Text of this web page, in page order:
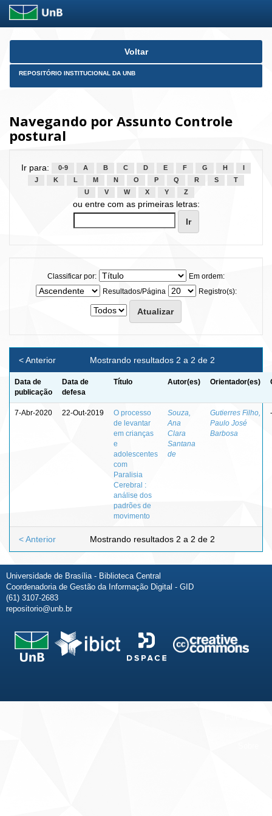
Skip
Voltar
REPOSITÓRIO INSTITUCIONAL DA UNB
Navegando por Assunto Controle
postural
Ir para: 0-9 A B C D E F G H
J
K L M N O P Q R S
T
U
V W X Y Z
ou entre com as primeiras letras:
Classificar por:
Em ordem:
Resultados/Página
Registro(s):
Mostrando resultados 2 a 2 de 2
< Anterior
Data de
publicação
Data de
defesa
Título Autor(es) Orientador(es)
7-Abr-2020 22-Out-2019
O processo
de levantar
em crianças
e
adolescentes
com
Paralisia
Cerebral :
análise dos
padrões de
movimento
Souza,
Ana
Clara
Santana
de
Gutierres Filho,
Paulo José
Barbosa
-
Mostrando resultados 2 a 2 de 2
< Anterior
Universidade de Brasília - Biblioteca Central
Coordenadoria de Gestão da Informação Digital - GID
(61) 3107-2683
repositorio@unb.br